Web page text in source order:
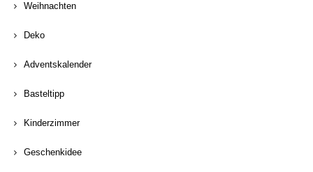
Weihnachten
Deko
Adventskalender
Basteltipp
Kinderzimmer
Geschenkidee